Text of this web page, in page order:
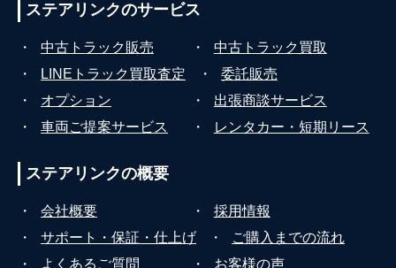
ステアリンクのサービス
・ 中古トラック販売 ・
中古トラック買取
・
LINEトラック買取査定 ・
委託販売
・
オプション ・
出張商談サービス
・
車両ご提案サービス ・ レンタカー・短期リース
ステアリンクの概要
・ 会社概要 ・
採用情報
・
サポート・保証・仕上げ ・
ご購入までの流れ
・
よくあるご質問 ・
お客様の声